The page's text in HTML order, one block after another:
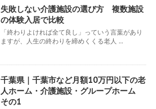
失敗しない介護施設の選び方 複数施設
の体験入居で比較
「終わりよければ全て良し」っていう言葉があり
ますが、人生の終わりを締めくくる老人 ...
千葉県｜千葉市など月額10万円以下の老
人ホーム・介護施設・グループホーム
その1